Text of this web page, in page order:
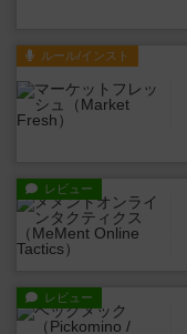
ルール/インスト
レビュー
レビュー